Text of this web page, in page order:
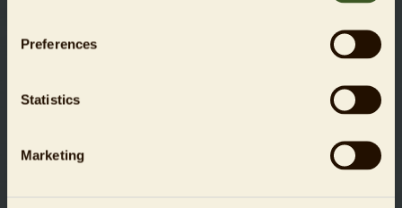
Preferences
Statistics
Marketing
Fotografieren und Filmen für redaktionelle und
gestelltes Ton- und/oder Bildmaterial ist